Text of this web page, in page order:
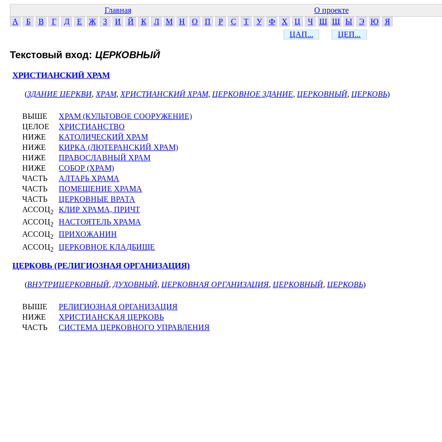
Главная О проекте
А
Б В Г Д Е Ж З И Й К Л М Н О П Р С Т У Ф Х Ц Ч Ш Щ Ы Э Ю
Я
ЦАП...
ЦЕП...
Текстовый вход: ЦЕРКОВНЫЙ
ХРИСТИАНСКИЙ ХРАМ
(ЗДАНИЕ ЦЕРКВИ, ХРАМ, ХРИСТИАНСКИЙ ХРАМ, ЦЕРКОВНОЕ ЗДАНИЕ, ЦЕРКОВНЫЙ, ЦЕРКОВЬ)
ВЫШЕ
ХРАМ (КУЛЬТОВОЕ СООРУЖЕНИЕ)
ЦЕЛОЕ
ХРИСТИАНСТВО
НИЖЕ
КАТОЛИЧЕСКИЙ ХРАМ
НИЖЕ
КИРКА (ЛЮТЕРАНСКИЙ ХРАМ)
НИЖЕ
ПРАВОСЛАВНЫЙ ХРАМ
НИЖЕ
СОБОР (ХРАМ)
ЧАСТЬ
АЛТАРЬ ХРАМА
ЧАСТЬ
ПОМЕЩЕНИЕ ХРАМА
ЧАСТЬ
ЦЕРКОВНЫЕ ВРАТА
АССОЦ2
КЛИР ХРАМА, ПРИЧТ
АССОЦ2
НАСТОЯТЕЛЬ ХРАМА
АССОЦ2
ПРИХОЖАНИН
АССОЦ2 ЦЕРКОВНОЕ КЛАДБИЩЕ
ЦЕРКОВЬ (РЕЛИГИОЗНАЯ ОРГАНИЗАЦИЯ)
(ВНУТРИЦЕРКОВНЫЙ, ДУХОВНЫЙ, ЦЕРКОВНАЯ ОРГАНИЗАЦИЯ, ЦЕРКОВНЫЙ, ЦЕРКОВЬ)
ВЫШЕ
РЕЛИГИОЗНАЯ ОРГАНИЗАЦИЯ
НИЖЕ
ХРИСТИАНСКАЯ ЦЕРКОВЬ
ЧАСТЬ
СИСТЕМА ЦЕРКОВНОГО УПРАВЛЕНИЯ